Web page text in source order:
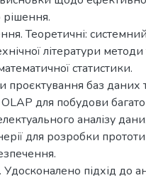
Теоретичні: системний
літератури методи
статистики.
проєктування баз даних
OLAP для побудови
аналізу
для розробки
підхід до